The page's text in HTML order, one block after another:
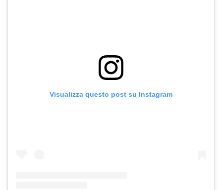
Visualizza questo post su Instagram